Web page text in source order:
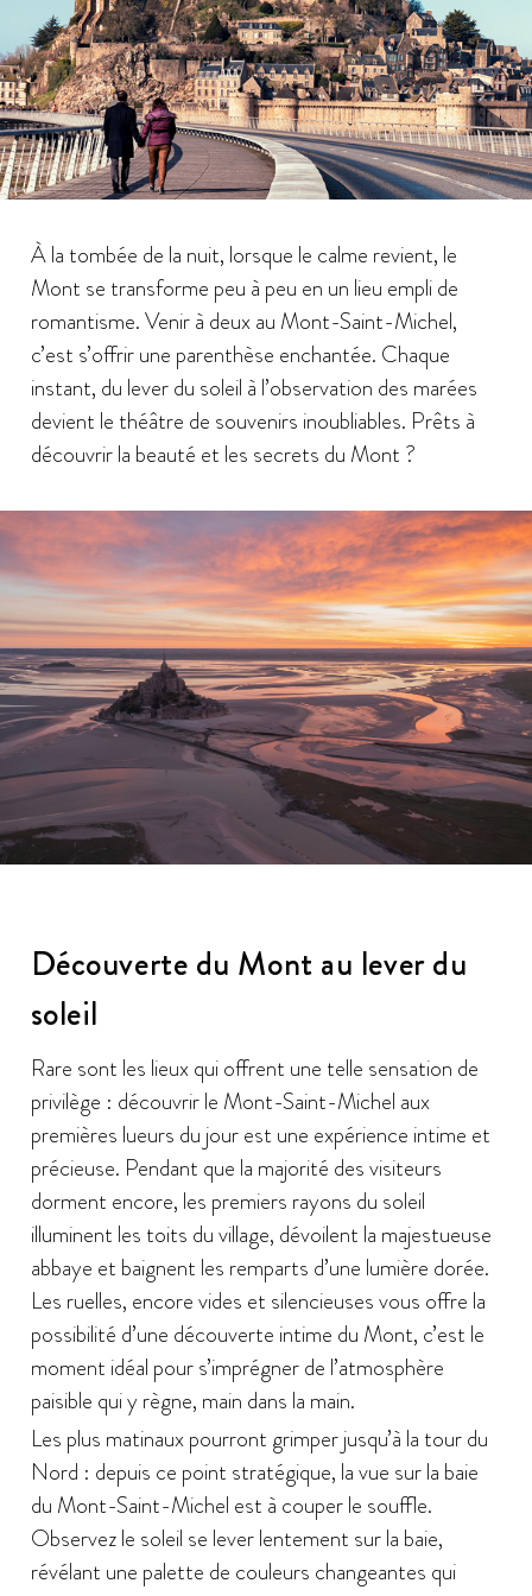
À la tombée de la nuit, lorsque le calme revient, le
Mont se transforme peu à peu en un lieu empli de
romantisme. Venir à deux au Mont-Saint-Michel,
c’est s’offrir une parenthèse enchantée. Chaque
instant, du lever du soleil à l’observation des marées
devient le théâtre de souvenirs inoubliables. Prêts à
découvrir la beauté et les secrets du Mont ?
Découverte du Mont au lever du
soleil
Rare sont les lieux qui offrent une telle sensation de
privilège : découvrir le Mont-Saint-Michel aux
premières lueurs du jour est une expérience intime et
précieuse. Pendant que la majorité des visiteurs
dorment encore, les premiers rayons du soleil
illuminent les toits du village, dévoilent la majestueuse
abbaye et baignent les remparts d’une lumière dorée.
Les ruelles, encore vides et silencieuses vous offre la
possibilité d’une découverte intime du Mont, c’est le
moment idéal pour s’imprégner de l’atmosphère
paisible qui y règne, main dans la main.
Les plus matinaux pourront grimper jusqu’à la tour du
Nord : depuis ce point stratégique, la vue sur la baie
du Mont-Saint-Michel est à couper le souffle.
Observez le soleil se lever lentement sur la baie,
révélant une palette de couleurs changeantes qui